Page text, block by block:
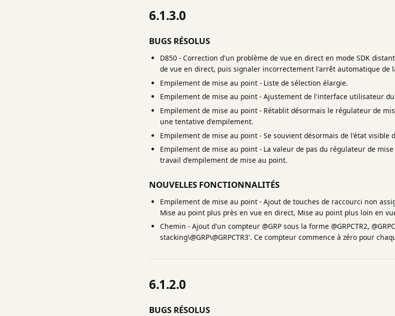
6.1.3.0
BUGS RÉSOLUS
D850 - Correction d'un problème de vue en direct en mode SDK
de vue en direct, puis signaler incorrectement l'arrêt automatique de
Empilement de mise au point - Liste de sélection élargie.
Empilement de mise au point - Ajustement de l'interface utilisateur
Empilement de mise au point - Rétablit désormais le régulateur de
une tentative d'empilement.
Empilement de mise au point - Se souvient désormais de l'état
Empilement de mise au point - La valeur de pas du régulateur de
travail d'empilement de mise au point.
NOUVELLES FONCTIONNALITÉS
Empilement de mise au point - Ajout de touches de raccourci non
Mise au point plus près en vue en direct, Mise au point plus loin en
Chemin - Ajout d'un compteur @GRP sous la forme @GRPCTR2,
stacking\@GRP\@GRPCTR3'. Ce compteur commence à zéro pour
6.1.2.0
BUGS RÉSOLUS